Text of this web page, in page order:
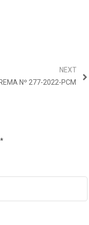
NEXT
Nº 277-2022-PCM
*